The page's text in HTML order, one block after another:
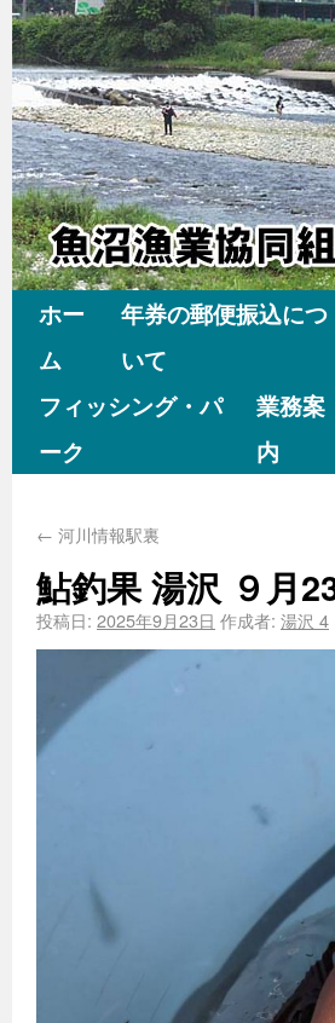
ホー
ム
年券の郵便振込につ
いて
フィッシング・パ
ーク
業務案
内
← 河川情報駅裏
鮎釣果 湯沢 ９月
投稿日: 2025年9月23日 作成者: 湯沢 4